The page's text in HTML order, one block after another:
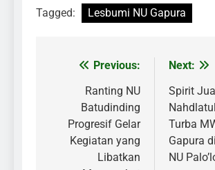
Tagged: Lesbumi NU Gapura
NavigasiPrevious:
Ranting NU
Batudinding
Progresif Gelar
Kegiatan yang
Libatkan
Next:
Spirit
Turba
Gapura
NU